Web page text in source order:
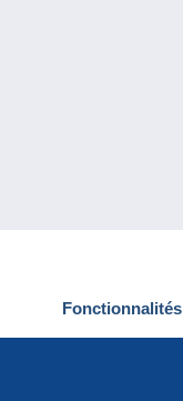
Fonctionnalités
Nouveautés